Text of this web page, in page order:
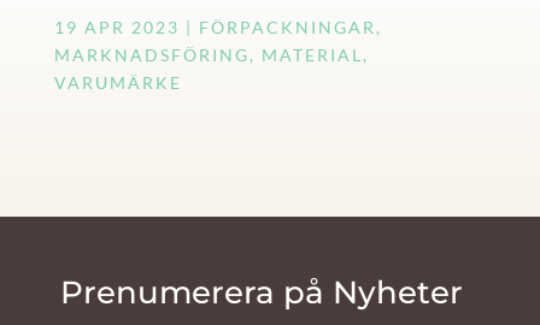
19 APR 2023 FÖRPACKNINGAR ,
MARKNADSFÖRING, MATERIAL ,
VARUMÄRKE
Prenumerera på Nyheter